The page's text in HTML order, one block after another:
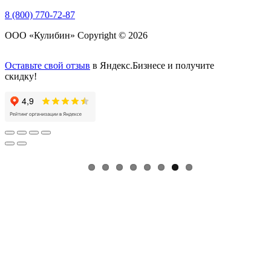
8 (800) 770-72-87
ООО «Кулибин» Copyright © 2026
Оставьте свой отзыв в Яндекс.Бизнесе и получите
скидку!